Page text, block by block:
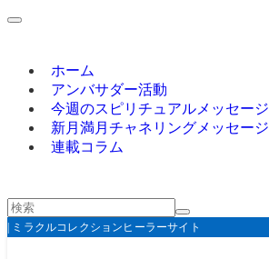
ホーム
アンバサダー活動
今週のスピリチュアルメッセージ
新月満月チャネリングメッセージ
連載コラム
| ミラクルコレクションヒーラーサイト